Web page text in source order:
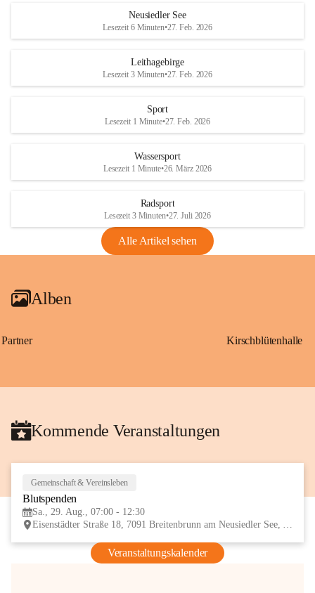
S
und den daraus folgenden wirtschaftlichen
Maßnahmen zur Bekämpfung
Rebe und der Amerikanischen
Anhang VBl. EU Nr. 18
1 Seite•1,4 MB
VBl. EU Nr. 18_2026
r
S
Neusiedler See
Lesezeit 6 Minuten•27. Feb. 2026
Leithagebirge
Lesezeit 3 Minuten•27. Feb. 2026
Sport
Lesezeit 1 Minute•27. Feb. 2026
Wassersport
Lesezeit 1 Minute•26. März 2026
Radsport
Lesezeit 3 Minuten•27. Juli 2026
Alle Artikel sehen
Alben
Partner Kirschblütenhalle
Kommende Veranstaltungen
Gemeinschaft & Vereinsleben
Blutspenden
Sa., 29. Aug., 07:00 - 12:30
Eisenstädter Straße 18, 7091 Breitenbrunn am Neusiedler See, AUT
Veranstaltungskalender